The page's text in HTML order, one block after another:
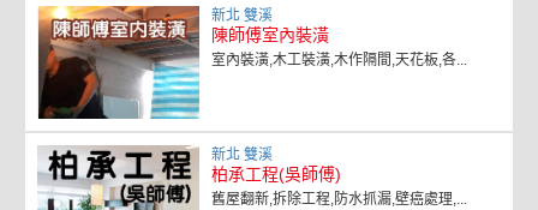
新北 雙溪
陳師傅室內裝潢
室內裝潢,木工裝潢,木作隔間,天花板,各...
新北 雙溪
柏承工程(吳師傅)
舊屋翻新,拆除工程,防水抓漏,壁癌處理,...